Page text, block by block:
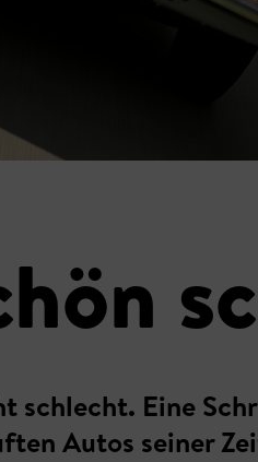
schlecht. Eine
Autos seiner